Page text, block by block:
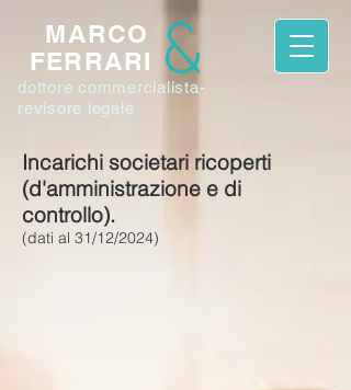
MARCO
FERRARI
dottore commercialista-
revisore legale
Incarichi societari ricoperti
(d'amministrazione e di
controllo).
(dati al 31/12/2024)